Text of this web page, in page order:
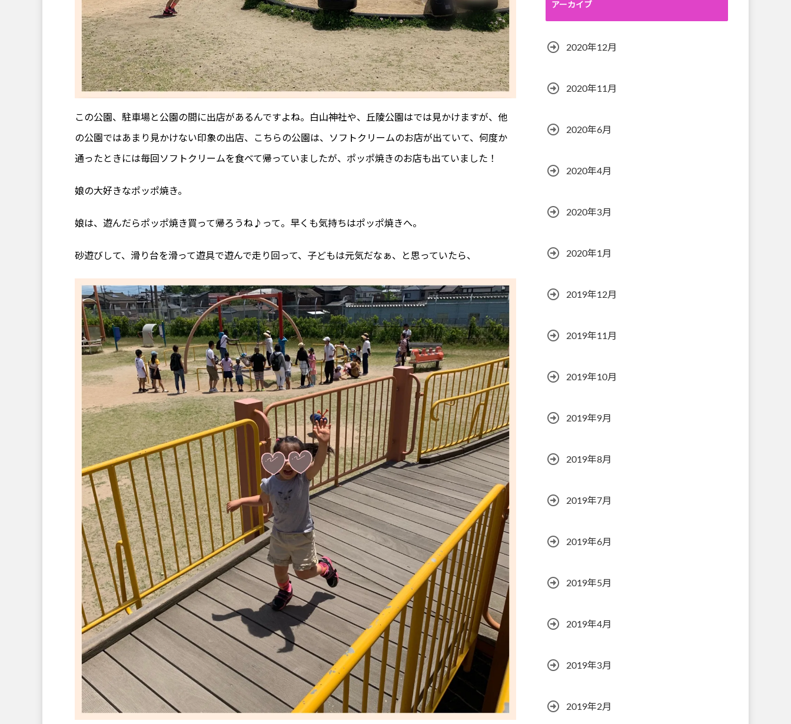
この公園、駐車場と公園の間に出店があるんですよね。白山神社や、丘陵公園はでは見かけますが、他
の公園ではあまり見かけない印象の出店、こちらの公園は、ソフトクリームのお店が出ていて、何度か
通ったときには毎回ソフトクリームを食べて帰っていましたが、ポッポ焼きのお店も出ていました！
娘の大好きなポッポ焼き。
娘は、遊んだらポッポ焼き買って帰ろうね♪って。早くも気持ちはポッポ焼きへ。
砂遊びして、滑り台を滑って遊具で遊んで走り回って、子どもは元気だなぁ、と思っていたら、
アーカイブ
2020年12月
2020年11月
2020年6月
2020年4月
2020年3月
2020年1月
2019年12月
2019年11月
2019年10月
2019年9月
2019年8月
2019年7月
2019年6月
2019年5月
2019年4月
2019年3月
2019年2月